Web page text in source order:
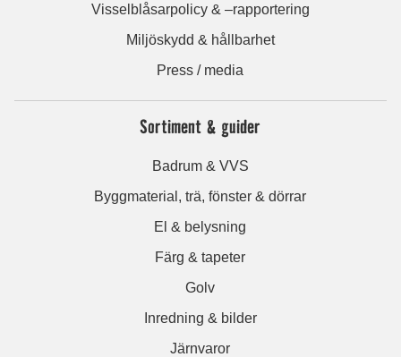
Visselblåsarpolicy & –rapportering
Miljöskydd & hållbarhet
Press / media
Sortiment & guider
Badrum & VVS
Byggmaterial, trä, fönster & dörrar
El & belysning
Färg & tapeter
Golv
Inredning & bilder
Järnvaror